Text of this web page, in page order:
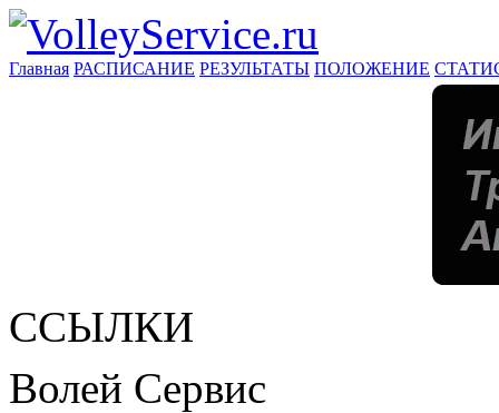
Главная РАСПИСАНИЕ РЕЗУЛЬТАТЫ ПОЛОЖЕНИЕ
ССЫЛКИ
Волей Сервис